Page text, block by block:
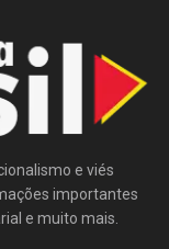
e viés
importantes
e muito mais.